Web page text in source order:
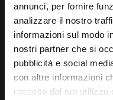
annunci, per fornire
analizzare il nostro
informazioni sul modo
nostri partner che si
pubblicità e social
con altre informazioni
raccolto dal tuo utilizzo
Da trenta anni il
per gli amanti
RRTrek
4.6
Basato su 476 recensioni